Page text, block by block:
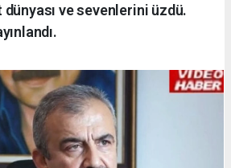
ve sevenlerini üzdü.